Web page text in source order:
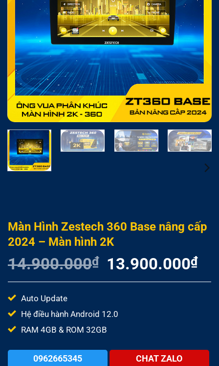
Màn Hình Zestech 360 Base nâng cấp
2024 – Màn hình 2K
14.900.000₫
Giá
gốc
là:
13.900.000₫Giá
tại
Auto Update
Hệ điều hành Android 12.0
RAM 4GB & ROM 32GB
0962665345 CHAT ZALO